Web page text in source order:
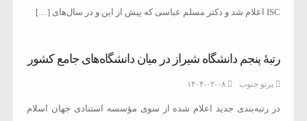
ISC اعلام شد و دکتر مسلم عباسی که پیش از این و در سال‌های […]
رتبۀ پنجم دانشگاه شیراز در میان دانشگاه‌های جامع کشور
پرتو جنوب ۱۴۰۴-۰۲-۰۸
در رتبه‌بندی جدید اعلام‌ شده از سوی مؤسسه استنادی جهان اسلام